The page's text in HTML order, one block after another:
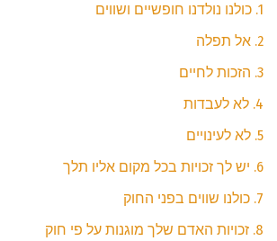
1. כולנו נולדנו חופשיים ושווים
2. אל תפלה
3. הזכות לחיים
4. לא לעבדות
5. לא לעינויים
6. יש לך זכויות בכל מקום אליו תלך
7. כולנו שווים בפני החוק
8. זכויות האדם שלך מוגנות על פי חוק